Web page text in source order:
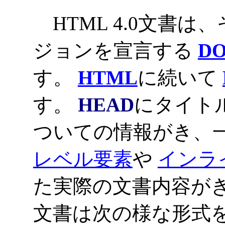
HTML 4.0文書は、
ジョンを宣言する
す。 HTMLに続いて
す。 HEADにタイト
ついての情報がき、
レベル要素や インラ
た実際の文書内容が
文書は次の様な形式